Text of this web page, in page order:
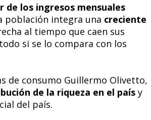
los ingresos mensuales
población integra una creciente
al tiempo que caen sus
si se lo compara con los
de consumo Guillermo Olivetto,
de la riqueza en el país y
del país.